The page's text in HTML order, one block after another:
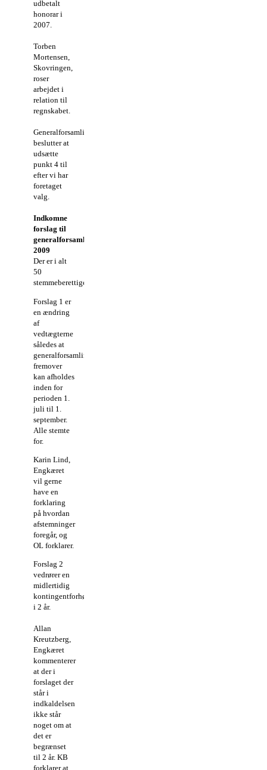
udbetalt
honorar i
2007.
Torben
Mortensen,
Skovringen,
roser
arbejdet i
relation til
regnskabet.
Generalforsamlingen
beslutter at
udsætte
punkt 4 til
efter vi har
foretaget
valg.
Indkomne
forslag til
generalforsamlingen
2009
Der er i alt
50
stemmeberettigede.
Forslag 1 er
en ændring
af
vedtægterne
således at
generalforsamlingen
fremover
kan afholdes
inden for
perioden 1.
juli til 1.
september.
Alle stemte
for.
Karin Lind,
Engkæret
vil gerne
have en
forklaring
på hvordan
afstemninger
foregår, og
OL forklarer.
Forslag 2
vedrører en
midlertidig
kontingentforhøjelse
i 2 år.
Allan
Kreutzberg,
Engkæret
kommenterer
at der i
forslaget der
står i
indkaldelsen
ikke står
noget om at
det er
begrænset
til 2 år. KB
forklarer at